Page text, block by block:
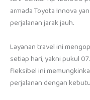
armada Toyota Innova
perjalanan jarak jauh.
Layanan travel ini
setiap hari, yakni pukul
fleksibel ini
perjalanan dengan